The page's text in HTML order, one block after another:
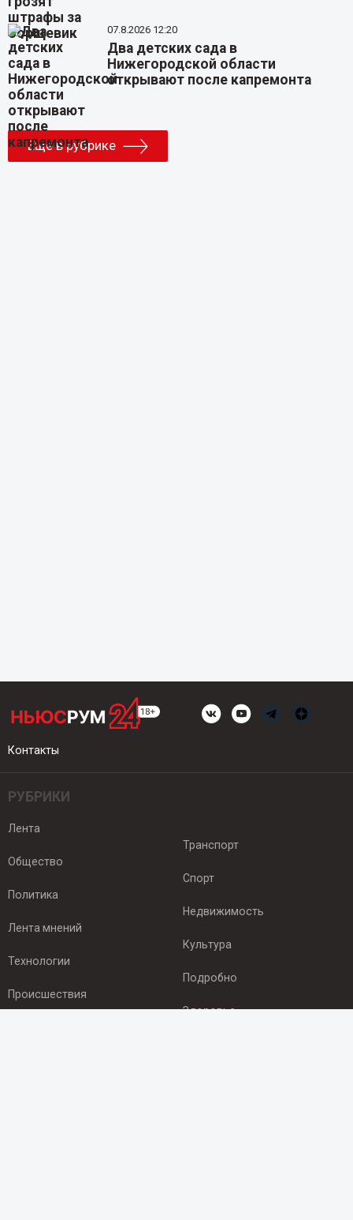
07.8.2026 12:20
Два детских сада в
Нижегородской области
открывают после капремонта
Еще в рубрике
Контакты
РУБРИКИ
Лента
Общество
Политика
Лента мнений
Технологии
Происшествия
Транспорт
Спорт
Недвижимость
Культура
Подробно
Здоровье